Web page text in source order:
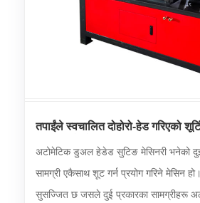
तपाईंले स्वचालित दोहोरो-हेड गरिएको
अटोमेटिक डुअल हेडेड सुटिङ मेसिनरी भनेको
सामग्री एकैसाथ शूट गर्न प्रयोग गरिने मेसिन
सुसज्जित छ जसले दुई प्रकारका सामग्रीहरू